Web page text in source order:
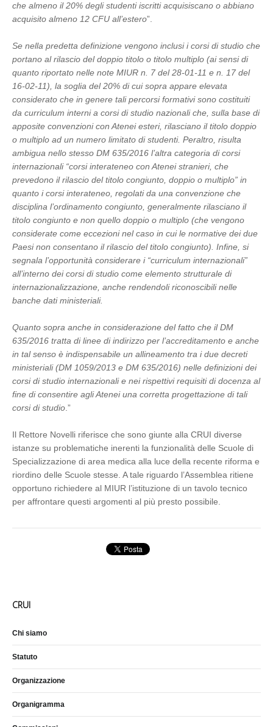
che almeno il 20% degli studenti iscritti acquisiscano o abbiano
acquisito almeno 12 CFU all’estero”.
Se nella predetta definizione vengono inclusi i corsi di studio che
portano al rilascio del doppio titolo o titolo multiplo (ai sensi di
quanto riportato nelle note MIUR n. 7 del 28-01-11 e n. 17 del
16-02-11), la soglia del 20% di cui sopra appare elevata
considerato che in genere tali percorsi formativi sono costituiti
da curriculum interni a corsi di studio nazionali che, sulla base di
apposite convenzioni con Atenei esteri, rilasciano il titolo doppio
o multiplo ad un numero limitato di studenti. Peraltro, risulta
ambigua nello stesso DM 635/2016 l’altra categoria di corsi
internazionali “corsi interateneo con Atenei stranieri, che
prevedono il rilascio del titolo congiunto, doppio o multiplo” in
quanto i corsi interateneo, regolati da una convenzione che
disciplina l’ordinamento congiunto, generalmente rilasciano il
titolo congiunto e non quello doppio o multiplo (che vengono
considerate come eccezioni nel caso in cui le normative dei due
Paesi non consentano il rilascio del titolo congiunto). Infine, si
segnala l’opportunità considerare i “curriculum internazionali”
all’interno dei corsi di studio come elemento strutturale di
internazionalizzazione, anche rendendoli riconoscibili nelle
banche dati ministeriali.
Quanto sopra anche in considerazione del fatto che il DM
635/2016 tratta di linee di indirizzo per l’accreditamento e anche
in tal senso è indispensabile un allineamento tra i due decreti
ministeriali (DM 1059/2013 e DM 635/2016) nelle definizioni dei
corsi di studio internazionali e nei rispettivi requisiti di docenza al
fine di consentire agli Atenei una corretta progettazione di tali
corsi di studio .”
Il Rettore Novelli riferisce che sono giunte alla CRUI diverse
istanze su problematiche inerenti la funzionalità delle Scuole di
Specializzazione di area medica alla luce della recente riforma e
riordino delle Scuole stesse. A tale riguardo l’Assemblea ritiene
opportuno richiedere al MIUR l’istituzione di un tavolo tecnico
per affrontare questi argomenti al più presto possibile.
CRUI
Chi siamo
Statuto
Organizzazione
Organigramma